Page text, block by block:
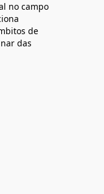
no campo
de
das